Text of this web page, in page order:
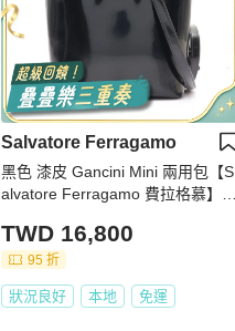
Salvatore Ferragamo
黑色 漆皮 Gancini Mini 兩用包【S
alvatore Ferragamo 費拉格慕】 2
TWD 16,800
95 折
狀況良好 本地 免運